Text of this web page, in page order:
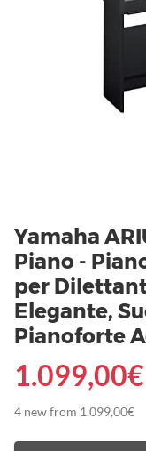
Yamaha
Piano -
per
Elegante,
Pianoforte
1.099,00€
4 new from 1.099,00€